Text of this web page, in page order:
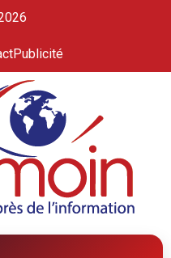
Publicité